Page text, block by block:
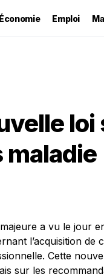
Économie Emploi
maladie
a vu le jour
l’acquisition de
Cette
sur les